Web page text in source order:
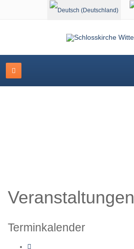
Sprache auswählen
Veranstaltungen
Terminkalender